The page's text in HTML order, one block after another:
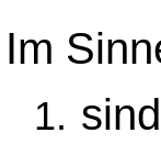
Im
sind